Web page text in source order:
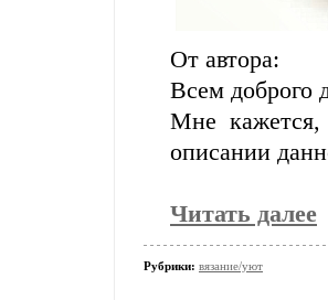
От автора:
Всем доброго
Мне кажется,
описании
Читать далее
Рубрики: вязание/уют